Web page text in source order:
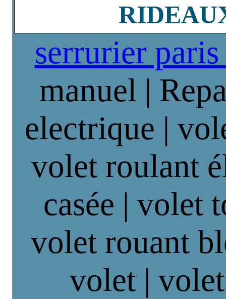
serrurier
manuel |
electrique |
volet roulant
casée | volet
volet rouant
volet |